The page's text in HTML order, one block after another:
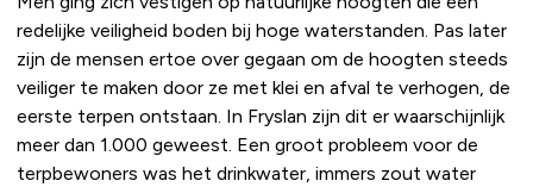
redelijke veiligheid boden bij hoge waterstanden. Pas later
zijn de mensen ertoe over gegaan om de hoogten steeds
veiliger te maken door ze met klei en afval te verhogen, de
eerste terpen ontstaan. In Fryslan zijn dit er waarschijnlijk
meer dan 1.000 geweest. Een groot probleem voor de
terpbewoners was het drinkwater, immers zout water